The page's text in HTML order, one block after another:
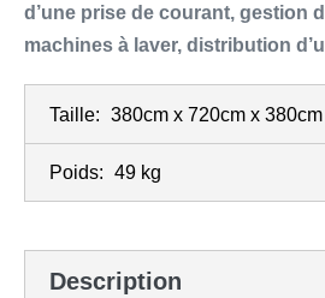
d’une prise de courant, gestion
machines à laver, distribution
Taille: 380cm x 720cm x 380cm
Poids: 49 kg
Description